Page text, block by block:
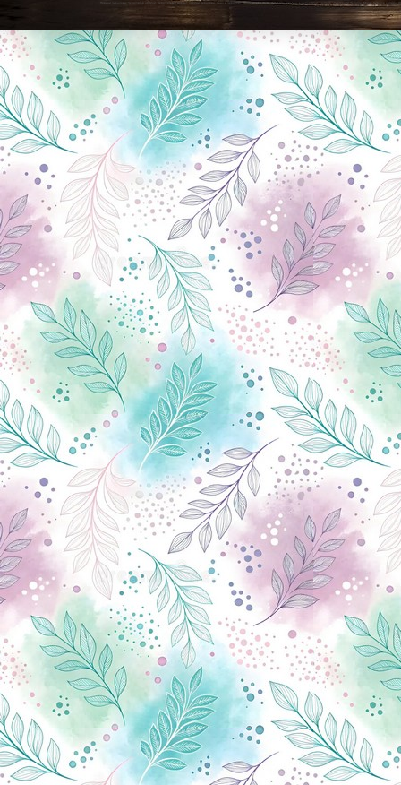
Новини Чернігова, Чернігівські новини, Чернігівський формат, новини Чернігова, події в Чернігові: політика, економіка, аналітика, культура, відеоновини, екологія, спортивний Чернігів, туризм, Чернігів